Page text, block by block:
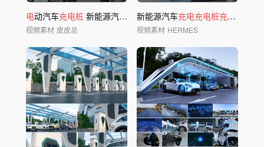
电动汽车充电桩 新能源汽车 充电桩实拍
视频素材 皮皮总
新能源汽车充电充电桩充电
视频素材 HERMES